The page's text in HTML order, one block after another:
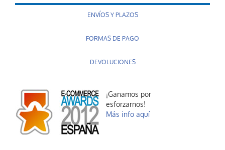
0,20 €
AÑADIR AL CARRITO
ENVÍOS Y PLAZOS
FORMAS DE PAGO
DEVOLUCIONES
¡Ganamos por
esforzarnos!
Más info aquí